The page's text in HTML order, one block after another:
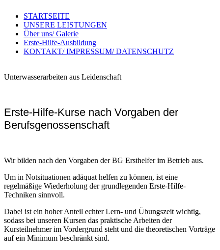
STARTSEITE
UNSERE LEISTUNGEN
Über uns/ Galerie
Erste-Hilfe-Ausbildung
KONTAKT/ IMPRESSUM/ DATENSCHUTZ
Unterwasserarbeiten aus Leidenschaft
Erste-Hilfe-Kurse nach Vorgaben der
Berufsgenossenschaft
Wir bilden nach den Vorgaben der BG Ersthelfer im Betrieb aus.
Um in Notsituationen adäquat helfen zu können, ist eine
regelmäßige Wiederholung der grundlegenden Erste-Hilfe-
Techniken sinnvoll.
Dabei ist ein hoher Anteil echter Lern- und Übungszeit wichtig,
sodass bei unseren Kursen das praktische Arbeiten der
Kursteilnehmer im Vordergrund steht und die theoretischen Vorträge
auf ein Minimum beschränkt sind.